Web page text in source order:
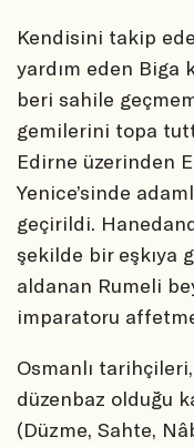
Kendisini takip
yardım eden Biga
beri sahile
gemilerini topa
Edirne üzerinden
Yenice’sinde
geçirildi.
şekilde bir eşkıya
aldanan Rumeli
imparatoru
Osmanlı
düzenbaz olduğu
(Düzme, Sahte,